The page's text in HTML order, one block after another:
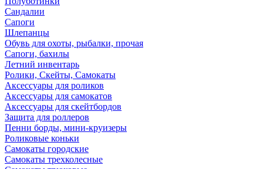
Сандалии
Сапоги
Шлепанцы
Обувь для охоты, рыбалки, прочая
Сапоги, бахилы
Летний инвентарь
Ролики, Скейты, Самокаты
Аксессуары для роликов
Аксессуары для самокатов
Аксессуары для скейтбордов
Защита для роллеров
Пенни борды, мини-круизеры
Роликовые коньки
Самокаты городские
Самокаты трехколесные